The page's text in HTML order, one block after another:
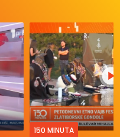
150 MINUTA